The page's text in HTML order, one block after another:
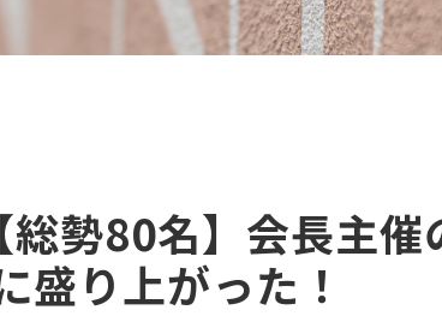
勢80名】会長主催
盛り上がった！